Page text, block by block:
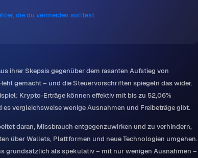
die du vermeiden solltest
ihrer Skepsis gegenüber dem rasanten Aufstieg von
gemacht – und die Steuervorschriften spiegeln das wider.
Krypto-Erträge können effektiv mit bis zu 52,06%
es vergleichsweise wenige Ausnahmen und Freibeträge gibt.
daran, Missbrauch entgegenzuwirken und zu verhindern,
über Wallets, Plattformen und neue Technologien umgehen.
grundsätzlich als spekulativ – mit nur wenigen Ausnahmen –